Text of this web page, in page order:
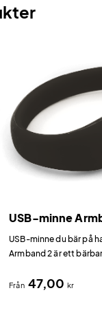
USB-minne
USB-minne du bär på
Armband 2 är ett
Från 47,00 kr